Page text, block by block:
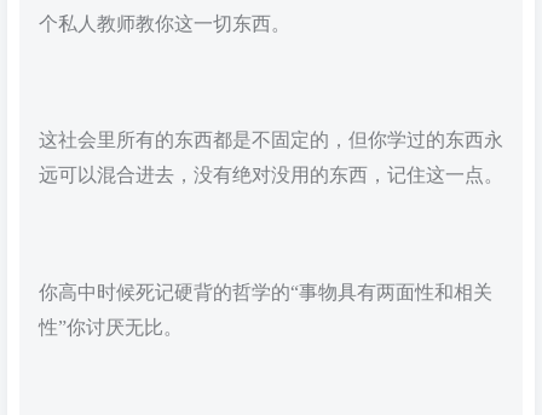
个私人教师教你这一切东西。
这社会里所有的东西都是不固定的，但你学过的东西永
远可以混合进去，没有绝对没用的东西，记住这一点。
你高中时候死记硬背的哲学的“事物具有两面性和相关
性”你讨厌无比。